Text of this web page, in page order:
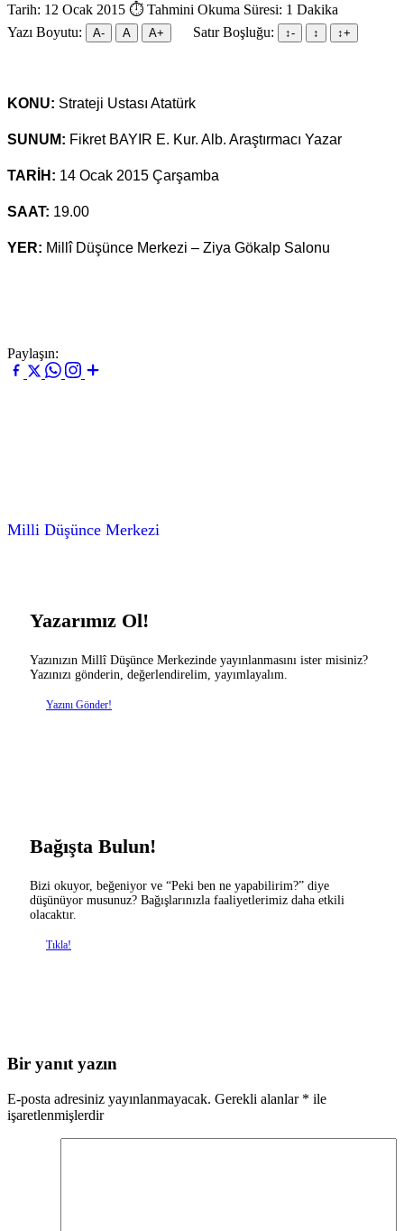
Tarih: 12 Ocak 2015 ⏱ Tahmini Okuma Süresi: 1 Dakika
Yazı Boyutu:
A- A A+ Satır Boşluğu: ↕︎- ↕︎ ↕︎+
KONU: Strateji Ustası Atatürk
SUNUM: Fikret BAYIR E. Kur. Alb. Araştırmacı Yazar
TARİH: 14 Ocak 2015 Çarşamba
SAAT: 19.00
YER: Millî Düşünce Merkezi – Ziya Gökalp Salonu
Paylaşın:
Milli Düşünce Merkezi
Yazarımız Ol!
Yazınızın Millî Düşünce Merkezinde yayınlanmasını ister misiniz?
Yazınızı gönderin, değerlendirelim, yayımlayalım.
Yazını Gönder!
Bağışta Bulun!
Bizi okuyor, beğeniyor ve “Peki ben ne yapabilirim?” diye
düşünüyor musunuz? Bağışlarınızla faaliyetlerimiz daha etkili
olacaktır.
Tıkla!
Bir yanıt yazın
E-posta adresiniz yayınlanmayacak. Gerekli alanlar * ile
işaretlenmişlerdir